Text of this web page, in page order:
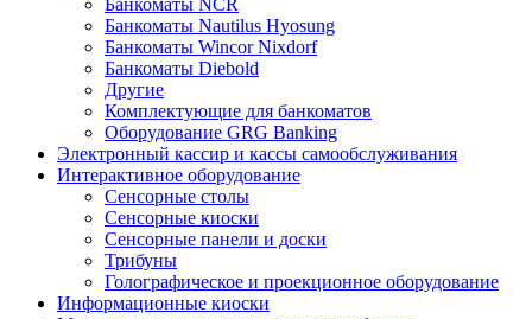
Банкоматы NCR
Банкоматы Nautilus Hyosung
Банкоматы Wincor Nixdorf
Банкоматы Diebold
Другие
Комплектующие для банкоматов
Оборудование GRG Banking
Электронный кассир и кассы самообслуживания
Интерактивное оборудование
Сенсорные столы
Сенсорные киоски
Сенсорные панели и доски
Трибуны
Голографическое и проекционное оборудование
Информационные киоски